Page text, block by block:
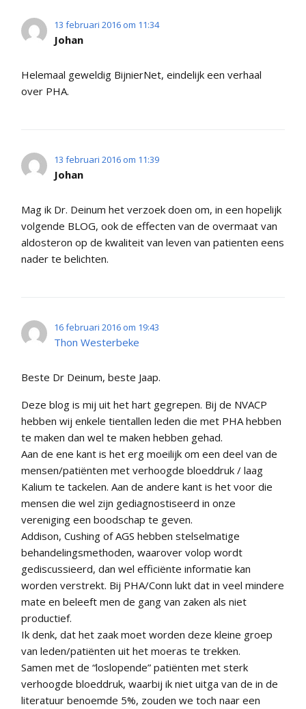
13 februari 2016 om 11:34
Johan
Helemaal geweldig BijnierNet, eindelijk een verhaal
over PHA.
13 februari 2016 om 11:39
Johan
Mag ik Dr. Deinum het verzoek doen om, in een hopelijk
volgende BLOG, ook de effecten van de overmaat van
aldosteron op de kwaliteit van leven van patienten eens
nader te belichten.
16 februari 2016 om 19:43
Thon Westerbeke
Beste Dr Deinum, beste Jaap.
Deze blog is mij uit het hart gegrepen. Bij de NVACP
hebben wij enkele tientallen leden die met PHA hebben
te maken dan wel te maken hebben gehad.
Aan de ene kant is het erg moeilijk om een deel van de
mensen/patiënten met verhoogde bloeddruk / laag
Kalium te tackelen. Aan de andere kant is het voor die
mensen die wel zijn gediagnostiseerd in onze
vereniging een boodschap te geven.
Addison, Cushing of AGS hebben stelselmatige
behandelingsmethoden, waarover volop wordt
gediscussieerd, dan wel efficiënte informatie kan
worden verstrekt. Bij PHA/Conn lukt dat in veel mindere
mate en beleeft men de gang van zaken als niet
productief.
Ik denk, dat het zaak moet worden deze kleine groep
van leden/patiënten uit het moeras te trekken.
Samen met de “loslopende” patiënten met sterk
verhoogde bloeddruk, waarbij ik niet uitga van de in de
literatuur benoemde 5%, zouden we toch naar een